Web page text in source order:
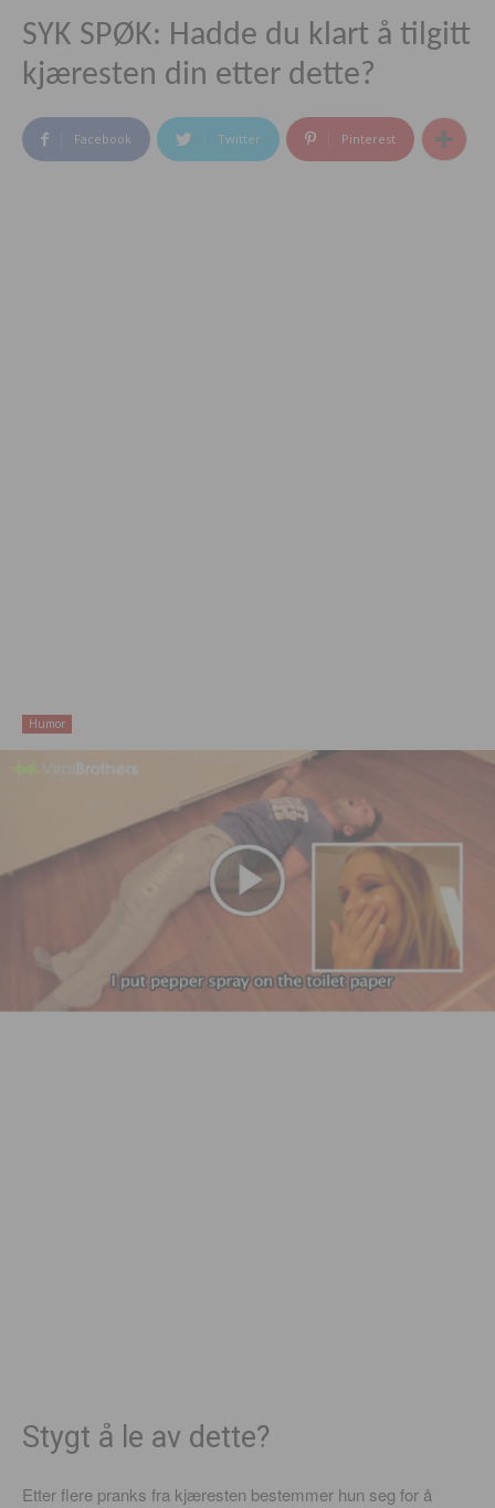
SYK SPØK: Hadde du klart å tilgitt
kjæresten din etter dette?
Facebook Twitter Pinterest
Humor
Stygt å le av dette?
Etter flere pranks fra kjæresten bestemmer hun seg for å